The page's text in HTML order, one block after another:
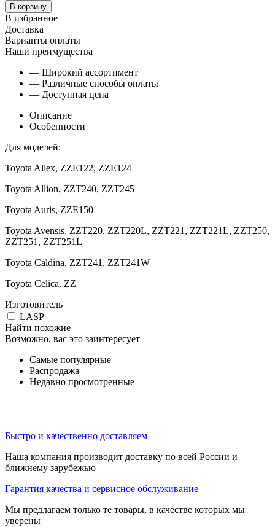
В корзину
В избранное
Доставка
Варианты оплаты
Наши преимущества
— Широкий ассортимент
— Различные способы оплаты
— Доступная цена
Описание
Особенности
Для моделей:
Toyota Allex, ZZE122, ZZE124
Toyota Allion, ZZT240, ZZT245
Toyota Auris, ZZE150
Toyota Avensis, ZZT220, ZZT220L, ZZT221, ZZT221L, ZZT250,
ZZT251, ZZT251L
Toyota Caldina, ZZT241, ZZT241W
Toyota Celica, ZZ
Изготовитель
LASP
Найти похожие
Возможно, вас это заинтересует
Самые популярные
Распродажа
Недавно просмотренные
Быстро и качественно доставляем
Наша компания производит доставку по всей России и
ближнему зарубежью
Гарантия качества и сервисное обслуживание
Мы предлагаем только те товары, в качестве которых мы
уверены